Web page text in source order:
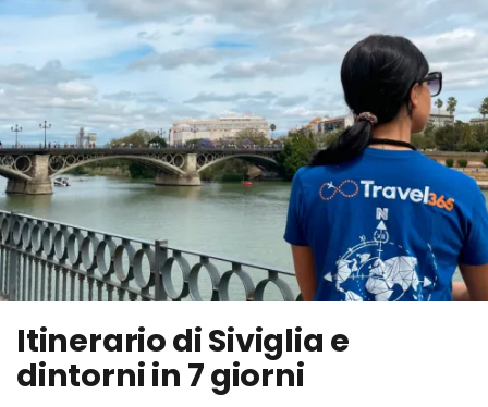
Itinerario di Siviglia e
dintorni in 7 giorni